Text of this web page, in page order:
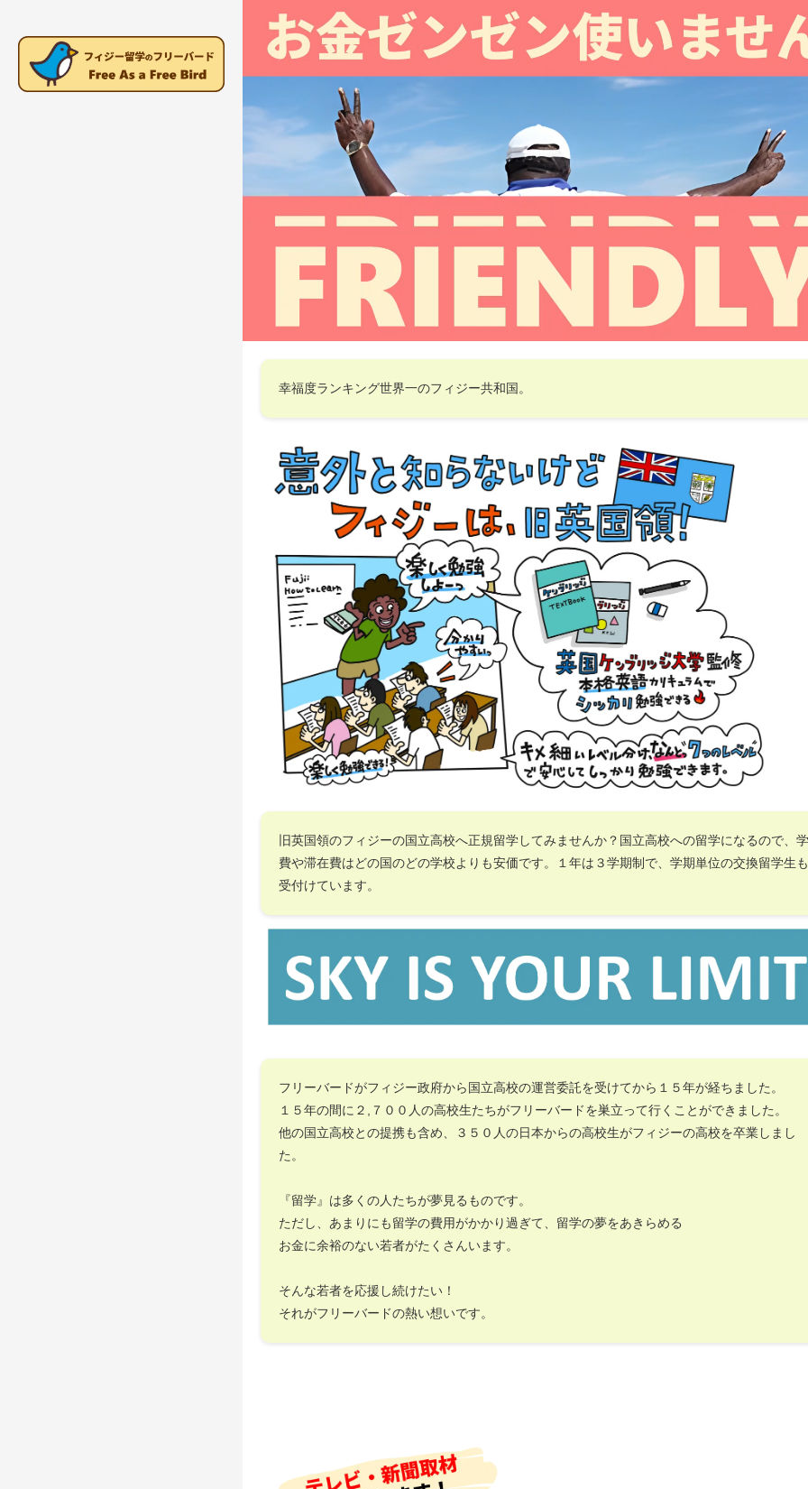
幸福度ランキング世界一のフィジー共和国。
旧英国領のフィジーの国立高校へ正規留学してみませんか？国立高校への留学になるので、学
費や滞在費はどの国のどの学校よりも安価です。１年は３学期制で、学期単位の交換留学生も
受付けています。
フリーバードがフィジー政府から国立高校の運営委託を受けてから１５年が経ちました。
１５年の間に２,７００人の高校生たちがフリーバードを巣立って行くことができました。
他の国立高校との提携も含め、３５０人の日本からの高校生がフィジーの高校を卒業しまし
た。
『留学』は多くの人たちが夢見るものです。
ただし、あまりにも留学の費用がかかり過ぎて、留学の夢をあきらめる
お金に余裕のない若者がたくさんいます。
そんな若者を応援し続けたい！
それがフリーバードの熱い想いです。